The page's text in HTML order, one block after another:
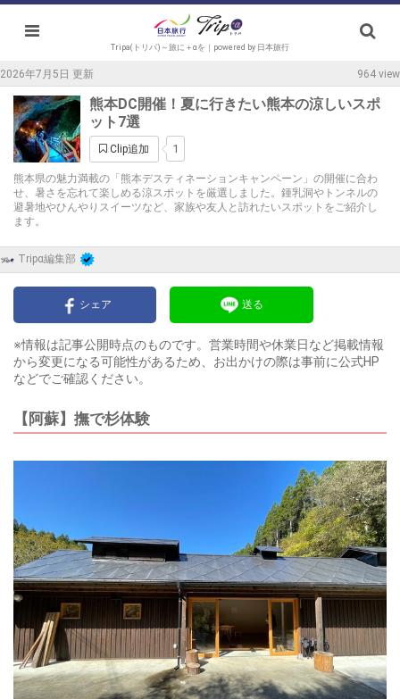
Tripa(トリパ)～旅に＋αを｜powered by 日本旅行
2026年7月5日 更新 964 view
熊本DC開催！夏に行きたい熊本の涼しいスポ
ット7選
Clip追加 1
熊本県の魅力満載の「熊本デスティネーションキャンペーン」の開催に合わ
せ、暑さを忘れて楽しめる涼スポットを厳選しました。鍾乳洞やトンネルの
避暑地やひんやりスイーツなど、家族や友人と訪れたいスポットをご紹介し
ます。
Tripα編集部
シェア 送る
※情報は記事公開時点のものです。営業時間や休業日など掲載情報
から変更になる可能性があるため、お出かけの際は事前に公式HP
などでご確認ください。
【阿蘇】撫で杉体験